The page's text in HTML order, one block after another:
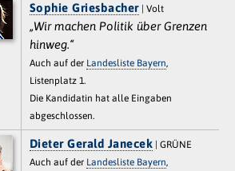
Sophie Griesbacher| Volt
„Wir machen Politik über Grenzen
hinweg.“
Auch auf der Landesliste Bayern,
Listenplatz 1.
Die Kandidatin hat alle Eingaben
abgeschlossen.
Dieter Gerald Janecek | GRÜNE
Auch auf der Landesliste Bayern,